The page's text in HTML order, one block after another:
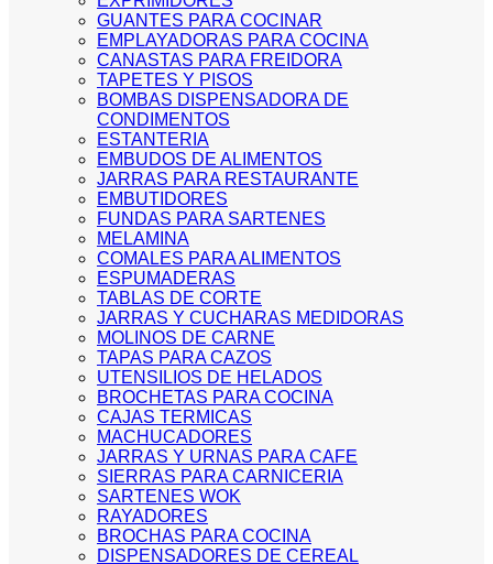
GUANTES PARA COCINAR
EMPLAYADORAS PARA COCINA
CANASTAS PARA FREIDORA
TAPETES Y PISOS
BOMBAS DISPENSADORA DE
CONDIMENTOS
ESTANTERIA
EMBUDOS DE ALIMENTOS
JARRAS PARA RESTAURANTE
EMBUTIDORES
FUNDAS PARA SARTENES
MELAMINA
COMALES PARA ALIMENTOS
ESPUMADERAS
TABLAS DE CORTE
JARRAS Y CUCHARAS MEDIDORAS
MOLINOS DE CARNE
TAPAS PARA CAZOS
UTENSILIOS DE HELADOS
BROCHETAS PARA COCINA
CAJAS TERMICAS
MACHUCADORES
JARRAS Y URNAS PARA CAFE
SIERRAS PARA CARNICERIA
SARTENES WOK
RAYADORES
BROCHAS PARA COCINA
DISPENSADORES DE CEREAL